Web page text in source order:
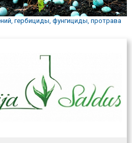
гербициды, фунгициды, протрава